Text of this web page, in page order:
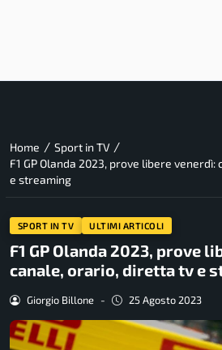
Home / Sport in TV /
F1 GP Olanda 2023, prove libere
e streaming
SPORT IN TV ULTIMI ARTICOLI
F1 GP Olanda 2023, prove
canale, orario, diretta tv e
Giorgio Billone - 25 Agosto 2023